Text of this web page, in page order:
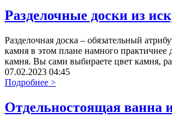
Разделочные доски из
Разделочная доска – обязательный
камня в этом плане намного
камня. Вы сами выбираете цвет камня,
07.02.2023 04:45
Подробнее >
Отдельностоящая ванна